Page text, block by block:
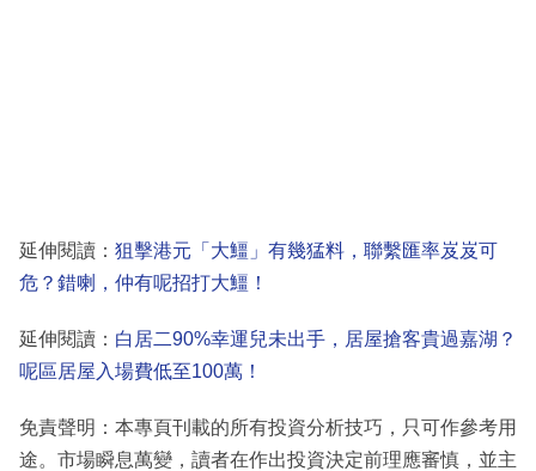
延伸閱讀： 狙擊港元「大䲔」有幾猛料，聯繫匯率岌岌可
危？錯喇，仲有呢招打大䲔！
延伸閱讀： 白居二90%幸運兒未出手，居屋搶客貴過嘉湖？
呢區居屋入場費低至100萬！
免責聲明：本專頁刊載的所有投資分析技巧，只可作參考用
途。市場瞬息萬變，讀者在作出投資決定前理應審慎，並主